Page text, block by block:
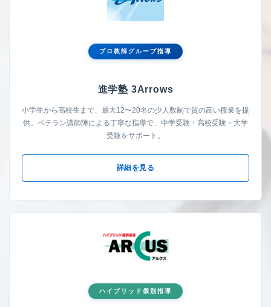
プロ教師グループ指導
進学塾 3Arrows
小学生から高校生まで、最大12〜20名の少人数制で質の高い授業を提
供。ベテラン講師陣による丁寧な指導で、中学受験・高校受験・大学
受験をサポート。
詳細を見る
ハイブリッド個別指導